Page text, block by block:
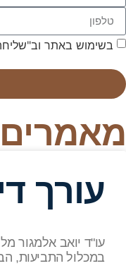
בשימוש באתר
מאמרים
עורך
עו"ד יואב אלמגור
במכלול התביעות,